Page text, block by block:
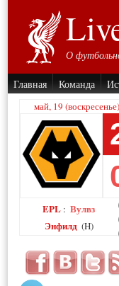
О
Главная Команда
май, 19 (воскресенье)
EPL : Вулвз
Энфилд (H)